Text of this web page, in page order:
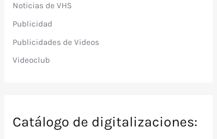
Noticias de VHS
Publicidad
Publicidades de Videos
Videoclub
Catálogo de digitalizaciones: